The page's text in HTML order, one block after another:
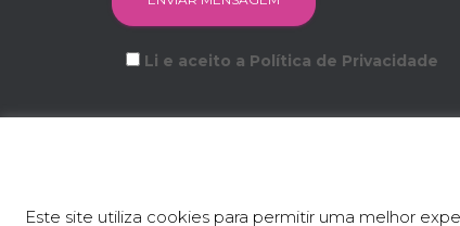
Li e aceito a Política de Privacidade
Este site utiliza cookies para permitir uma melhor